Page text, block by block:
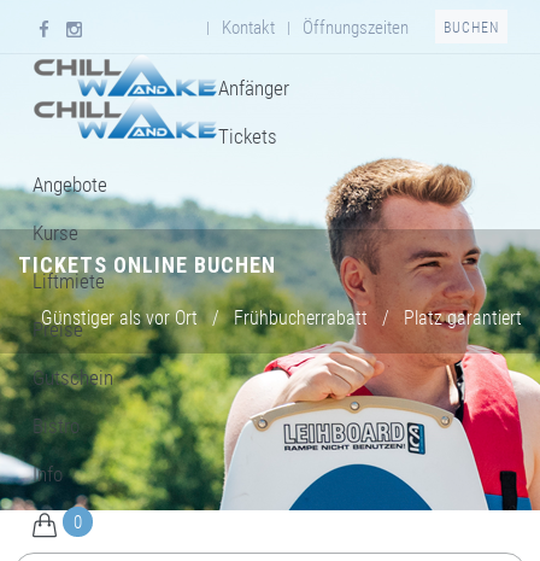
| Kontakt | Öffnungszeiten BUCHEN
Anfänger
Tickets
Angebote
Kurse
Liftmiete
Preise
Gutschein
Bistro
Info
0
TICKETS ONLINE BUCHEN
Günstiger als vor Ort / Frühbucherrabatt / Platz garantiert